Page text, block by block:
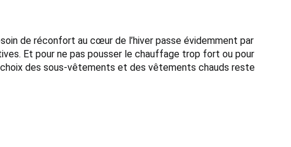
de réconfort au cœur de l’hiver passe évidemment par
Et pour ne pas pousser le chauffage trop fort ou pour
des sous-vêtements et des vêtements chauds reste